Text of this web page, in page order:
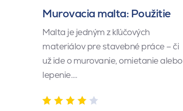
Murovacia malta: Použitie
Malta je jedným z kľúčových
materiálov pre stavebné práce – či
už ide o murovanie, omietanie alebo
lepenie.…